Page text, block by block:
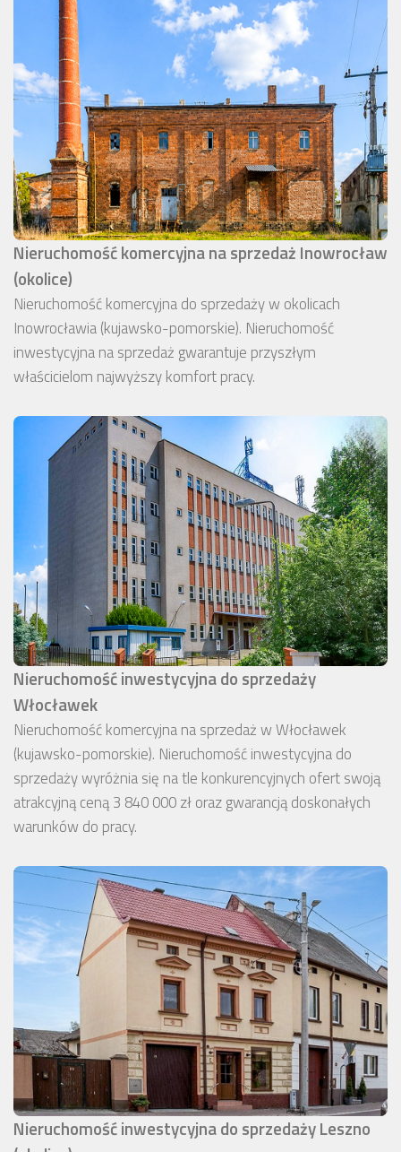
Nieruchomość komercyjna na sprzedaż Inowrocław
(okolice)
Nieruchomość komercyjna do sprzedaży w okolicach
Inowrocławia (kujawsko-pomorskie). Nieruchomość
inwestycyjna na sprzedaż gwarantuje przyszłym
właścicielom najwyższy komfort pracy.
Nieruchomość inwestycyjna do sprzedaży
Włocławek
Nieruchomość komercyjna na sprzedaż w Włocławek
(kujawsko-pomorskie). Nieruchomość inwestycyjna do
sprzedaży wyróżnia się na tle konkurencyjnych ofert swoją
atrakcyjną ceną 3 840 000 zł oraz gwarancją doskonałych
warunków do pracy.
Nieruchomość inwestycyjna do sprzedaży Leszno